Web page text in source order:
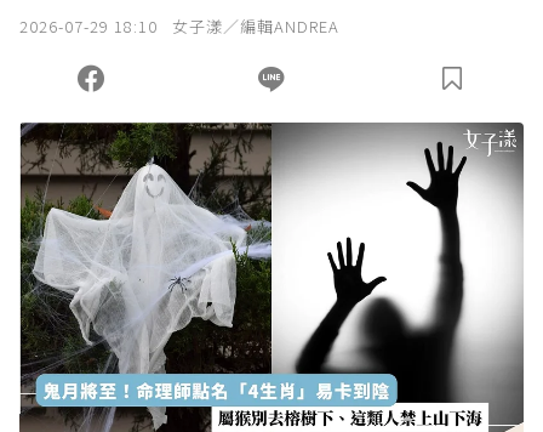
2026-07-29 18:10 女子漾／編輯ANDREA